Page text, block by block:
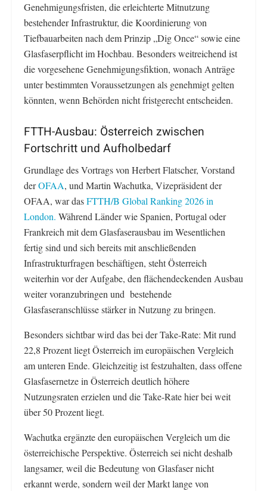
Genehmigungsfristen, die erleichterte Mitnutzung
bestehender Infrastruktur, die Koordinierung von
Tiefbauarbeiten nach dem Prinzip „Dig Once“ sowie eine
Glasfaserpflicht im Hochbau. Besonders weitreichend ist
die vorgesehene Genehmigungsfiktion, wonach Anträge
unter bestimmten Voraussetzungen als genehmigt gelten
könnten, wenn Behörden nicht fristgerecht entscheiden.
FTTH-Ausbau: Österreich zwischen
Fortschritt und Aufholbedarf
Grundlage des Vortrags von Herbert Flatscher, Vorstand
derOFAA, und Martin Wachutka, Vizepräsident der
OFAA, war dasFTTH/B Global Ranking 2026 in
London. Während Länder wie Spanien, Portugal oder
Frankreich mit dem Glasfaserausbau im Wesentlichen
fertig sind und sich bereits mit anschließenden
Infrastrukturfragen beschäftigen, steht Österreich
weiterhin vor der Aufgabe, den flächendeckenden Ausbau
weiter voranzubringen und bestehende
Glasfaseranschlüsse stärker in Nutzung zu bringen.
Besonders sichtbar wird das bei der Take-Rate: Mit rund
22,8 Prozent liegt Österreich im europäischen Vergleich
am unteren Ende. Gleichzeitig ist festzuhalten, dass offene
Glasfasernetze in Österreich deutlich höhere
Nutzungsraten erzielen und die Take-Rate hier bei weit
über 50 Prozent liegt.
Wachutka ergänzte den europäischen Vergleich um die
österreichische Perspektive. Österreich sei nicht deshalb
langsamer, weil die Bedeutung von Glasfaser nicht
erkannt werde, sondern weil der Markt lange von